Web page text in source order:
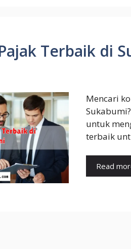
Terbaik di
Mencari
untuk
terbaik
Read